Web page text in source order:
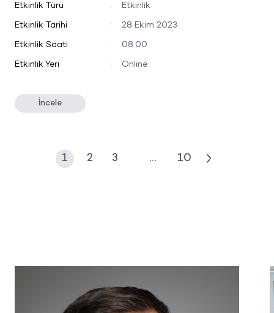
Etkinlik Türü : Etkinlik
Etkinlik Tarihi : 28 Ekim 2023
Etkinlik Saati : 08:00
Etkinlik Yeri : Online
İncele
1 2 3 ... 10